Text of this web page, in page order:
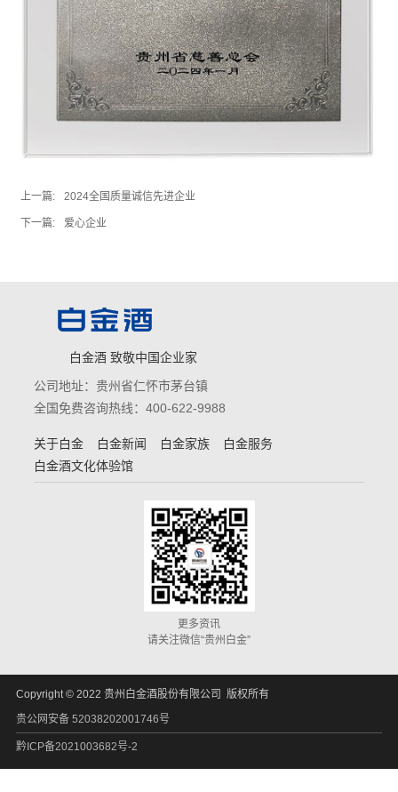
上一篇: 2024全国质量诚信先进企业
下一篇: 爱心企业
白金酒 致敬中国企业家
公司地址：贵州省仁怀市茅台镇
全国免费咨询热线：400-622-9988
关于白金 白金新闻 白金家族
白金服务
白金酒文化体验馆
更多资讯
请关注微信“贵州白金”
Copyright © 2022 贵州白金酒股份有限公司 版权所有
贵公网安备 52038202001746号
黔ICP备2021003682号-2